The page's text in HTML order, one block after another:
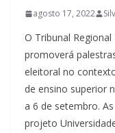
agosto 17, 2022
O Tribunal Regional
promoverá
eleitoral no
de ensino superior
a 6 de setembro.
projeto